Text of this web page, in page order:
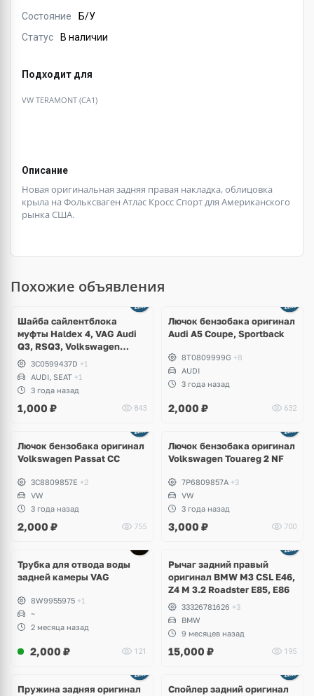
Состояние
Б/У
Статус
В наличии
Подходит для
VW TERAMONT (CA1)
Описание
Новая оригинальная задняя правая накладка, облицовка
крыла на Фольксваген Атлас Кросс Спорт для Американского
рынка США.
Похожие объявления
Шайба сайлентблока
муфты Haldex 4, VAG Audi
Q3, RSQ3, Volkswagen
Tiguan, Passat B6, B7, CC,
Sharan, Seat Alhambra
3C0599437D +1
AUDI, SEAT +1
3 года назад
1,000 ₽ 843
Лючок бензобака оригинал
Audi A5 Coupe, Sportback
8T0809999G +8
AUDI
3 года назад
2,000 ₽ 632
Лючок бензобака оригинал
Volkswagen Passat CC
3C8809857E +2
VW
3 года назад
2,000 ₽ 755
Лючок бензобака оригинал
Volkswagen Touareg 2 NF
7P6809857A +3
VW
3 года назад
3,000 ₽ 700
Трубка для отвода воды
задней камеры VAG
8W9955975 +1
~
2 месяца назад
2,000 ₽ 121
Рычаг задний правый
оригинал BMW M3 CSL E46,
Z4 M 3.2 Roadster E85, E86
33326781626 +3
BMW
9 месяцев назад
15,000 ₽ 195
Пружина задняя оригинал Спойлер задний оригинал